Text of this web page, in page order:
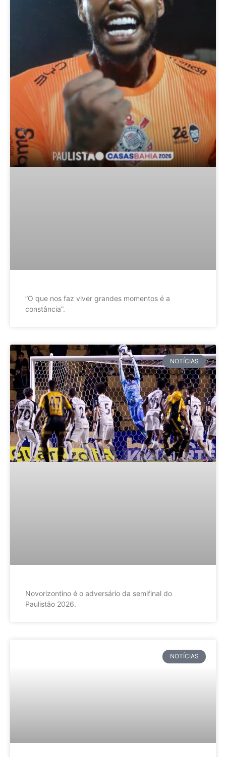
”O que nos faz viver grandes momentos é a
constância”.
NOTÍCIAS
Novorizontino é o adversário da semifinal do
Paulistão 2026.
NOTÍCIAS